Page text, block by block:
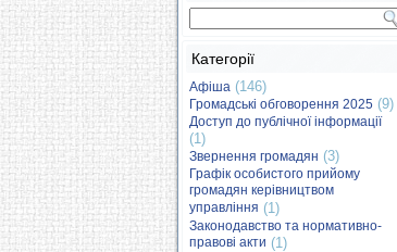
Категорії
Афіша (146)
Громадські обговорення 2025 (9)
Доступ до публічної інформації
(1)
Звернення громадян (3)
Графік особистого прийому
громадян керівництвом
управління (1)
Законодавство та нормативно-
правові акти (1)